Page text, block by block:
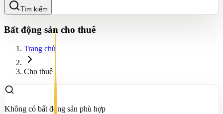
Tìm kiếm
Bất động sản cho thuê
Trang chủ
Cho thuê
Không có bất động sản phù hợp